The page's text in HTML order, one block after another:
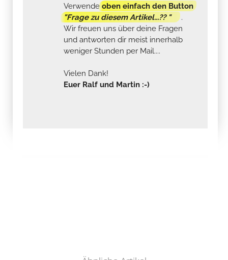
Verwendeoben einfach den Button
"Frage zu diesem Artikel...?? "
.
Wir freuen uns über deine Fragen
und antworten dir meist innerhalb
weniger Stunden per Mail....
Vielen Dank!
Euer Ralf und Martin :-)